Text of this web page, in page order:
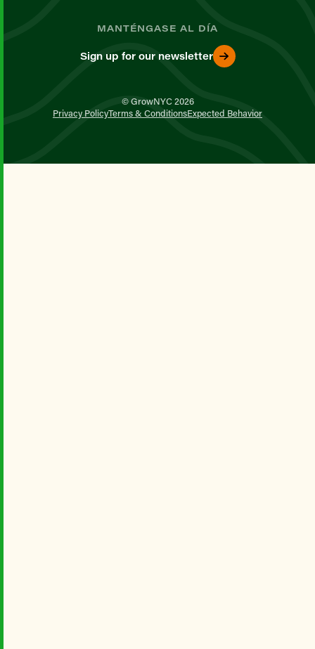
MANTÉNGASE AL DÍA
Sign up for our newsletter
© GrowNYC 2026
Privacy PolicyTerms & ConditionsExpected Behavior